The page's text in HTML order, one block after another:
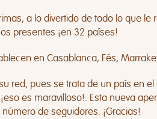
a lo divertido de todo lo que le
presentes ¡en 32 países!
en Casablanca, Fés,
red, pues se trata de un país en
es maravilloso!. Esta nueva
de seguidores. ¡Gracias!